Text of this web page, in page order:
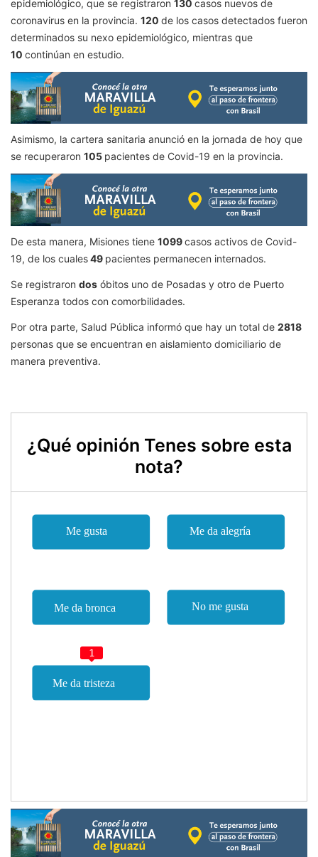
epidemiológico, que se registraron 130 casos nuevos de
coronavirus en la provincia. 120 de los casos detectados fueron
determinados su nexo epidemiológico, mientras que
10 continúan en estudio.
Asimismo, la cartera sanitaria anunció en la jornada de hoy que
se recuperaron 105 pacientes de Covid-19 en la provincia.
De esta manera, Misiones tiene 1099casos activos de Covid-
19, de los cuales49 pacientes permanecen internados.
Se registraron dos óbitos uno de Posadas y otro de Puerto
Esperanza todos con comorbilidades.
Por otra parte, Salud Pública informó que hay un total de 2818
personas que se encuentran en aislamiento domiciliario de
manera preventiva.
¿Qué opinión Tenes sobre esta
nota?
1